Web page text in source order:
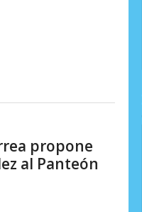
propone
al Panteón